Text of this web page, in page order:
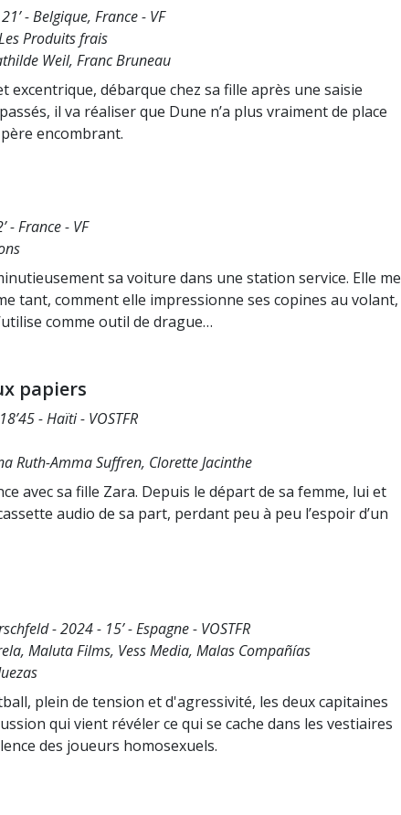
- Belgique, France - VF
Produits frais
Weil, Franc Bruneau
excentrique, débarque chez sa fille après une saisie
il va réaliser que Dune n’a plus vraiment de place
encombrant.
- France - VF
sa voiture dans une station service. Elle me
tant, comment elle impressionne ses copines au volant,
comme outil de drague…
papiers
- Haïti - VOSTFR
Ruth-Amma Suffren, Clorette Jacinthe
avec sa fille Zara. Depuis le départ de sa femme, lui et
audio de sa part, perdant peu à peu l’espoir d’un
- 2024 - 15’ - Espagne - VOSTFR
Maluta Films, Vess Media, Malas Compañías
plein de tension et d'agressivité, les deux capitaines
qui vient révéler ce qui se cache dans les vestiaires
des joueurs homosexuels.